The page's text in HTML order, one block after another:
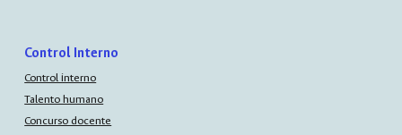
Control Interno
Control interno
Talento humano
Concurso docente